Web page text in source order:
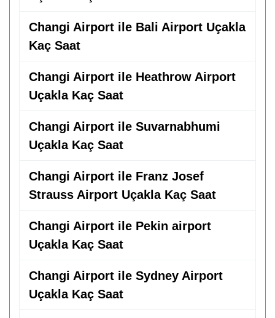
Changi Airport ile Bali Airport Uçakla
Kaç Saat
Changi Airport ile Heathrow Airport
Uçakla Kaç Saat
Changi Airport ile Suvarnabhumi
Uçakla Kaç Saat
Changi Airport ile Franz Josef
Strauss Airport Uçakla Kaç Saat
Changi Airport ile Pekin airport
Uçakla Kaç Saat
Changi Airport ile Sydney Airport
Uçakla Kaç Saat